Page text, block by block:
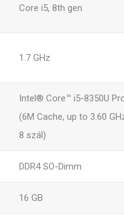
Core i5, 8th gen
1.7 GHz
Intel® Core™ i5-8350U
(6M Cache, up to 3.60
8 szál)
DDR4 SO-Dimm
16 GB